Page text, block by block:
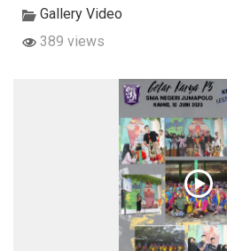
Gallery Video
389 views